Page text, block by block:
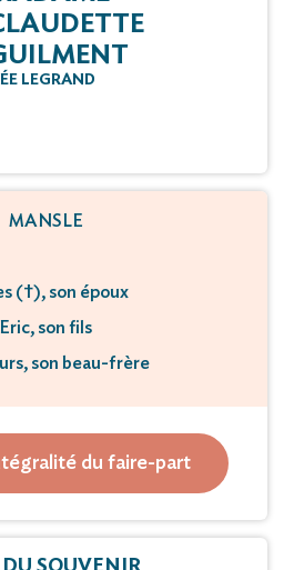
LEGRAND
MANSLE
(†), son époux
Eric, son fils
son beau-frère
sa famille et de ses amis
Guilment née
du faire-part